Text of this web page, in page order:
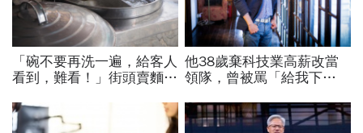
「碗不要再洗一遍，給客人
看到，難看！」街頭賣麵
教會我什麼叫「職業道德」
他38歲棄科技業高薪改當
領隊，曾被罵「給我下
敗，但人要餓死真的不容易